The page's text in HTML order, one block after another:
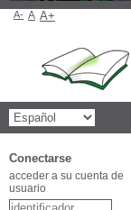
A- A A+
Conectarse
acceder a su cuenta de
usuario